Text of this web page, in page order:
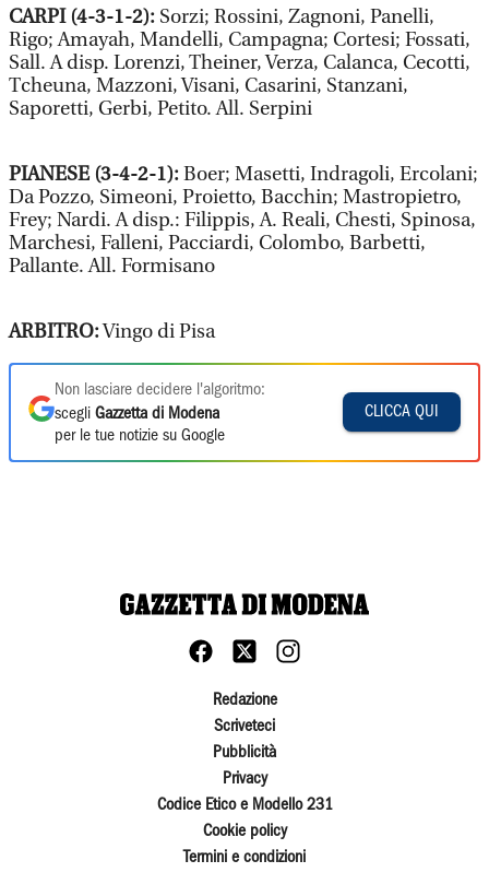
CARPI (4-3-1-2): Sorzi; Rossini, Zagnoni, Panelli,
Rigo; Amayah, Mandelli, Campagna; Cortesi; Fossati,
Sall. A disp. Lorenzi, Theiner, Verza, Calanca, Cecotti,
Tcheuna, Mazzoni, Visani, Casarini, Stanzani,
Saporetti, Gerbi, Petito. All. Serpini
PIANESE (3-4-2-1):Boer; Masetti, Indragoli, Ercolani;
Da Pozzo, Simeoni, Proietto, Bacchin; Mastropietro,
Frey; Nardi. A disp.: Filippis, A. Reali, Chesti, Spinosa,
Marchesi, Falleni, Pacciardi, Colombo, Barbetti,
Pallante. All. Formisano
ARBITRO:Vingo di Pisa
Non lasciare decidere l'algoritmo:
scegli Gazzetta di Modena
per le tue notizie su Google
CLICCA QUI
Redazione
Scriveteci
Pubblicità
Privacy
Codice Etico e Modello 231
Cookie policy
Termini e condizioni